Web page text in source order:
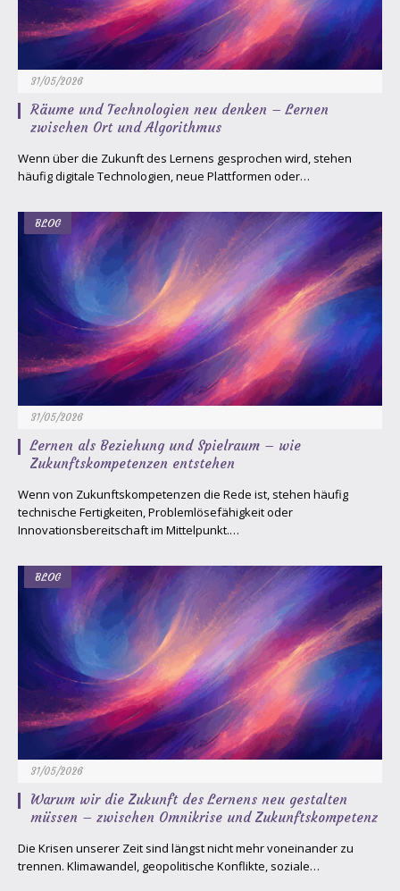
31/05/2026
Räume und Technologien neu denken – Lernen
zwischen Ort und Algorithmus
Wenn über die Zukunft des Lernens gesprochen wird, stehen
häufig digitale Technologien, neue Plattformen oder…
BLOG
31/05/2026
Lernen als Beziehung und Spielraum – wie
Zukunftskompetenzen entstehen
Wenn von Zukunftskompetenzen die Rede ist, stehen häufig
technische Fertigkeiten, Problemlösefähigkeit oder
Innovationsbereitschaft im Mittelpunkt.…
BLOG
31/05/2026
Warum wir die Zukunft des Lernens neu gestalten
müssen – zwischen Omnikrise und Zukunftskompetenz
Die Krisen unserer Zeit sind längst nicht mehr voneinander zu
trennen. Klimawandel, geopolitische Konflikte, soziale…